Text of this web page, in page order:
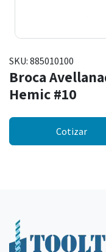
SKU: 885010100
Broca
Hemic #10
Cotizar